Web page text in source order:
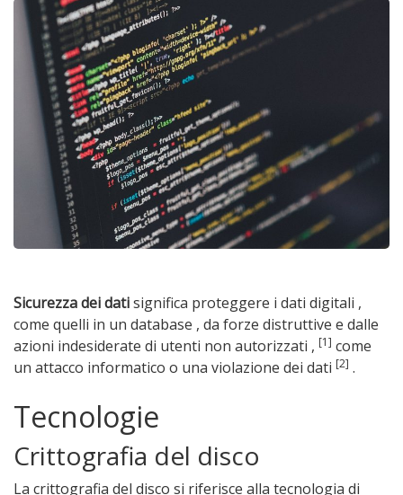
Sicurezza dei datisignifica proteggere i dati digitali ,
come quelli in un database , da forze distruttive e dalle
azioni indesiderate di utenti non autorizzati , [1] come
un attacco informatico o una violazione dei dati [2] .
Tecnologie
Crittografia del disco
La crittografia del disco si riferisce alla tecnologia di